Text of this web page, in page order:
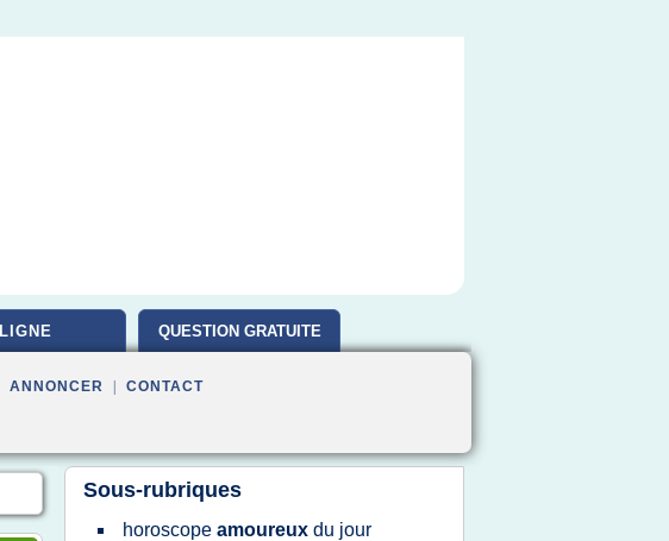
LIGNE QUESTION GRATUITE
ANNONCER CONTACT
Sous-rubriques
horoscope amoureux du jour